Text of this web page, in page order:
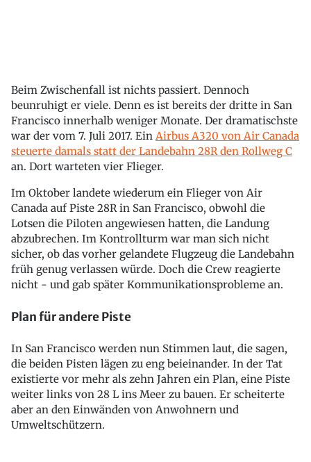
Beim Zwischenfall ist nichts passiert. Dennoch
beunruhigt er viele. Denn es ist bereits der dritte in San
Francisco innerhalb weniger Monate. Der dramatischste
war der vom 7. Juli 2017. Ein Airbus A320 von Air Canada
steuerte damals statt der Landebahn 28R den Rollweg C
an. Dort warteten vier Flieger.
Im Oktober landete wiederum ein Flieger von Air
Canada auf Piste 28R in San Francisco, obwohl die
Lotsen die Piloten angewiesen hatten, die Landung
abzubrechen. Im Kontrollturm war man sich nicht
sicher, ob das vorher gelandete Flugzeug die Landebahn
früh genug verlassen würde. Doch die Crew reagierte
nicht - und gab später Kommunikationsprobleme an.
Plan für andere Piste
In San Francisco werden nun Stimmen laut, die sagen,
die beiden Pisten lägen zu eng beieinander. In der Tat
existierte vor mehr als zehn Jahren ein Plan, eine Piste
weiter links von 28 L ins Meer zu bauen. Er scheiterte
aber an den Einwänden von Anwohnern und
Umweltschützern.